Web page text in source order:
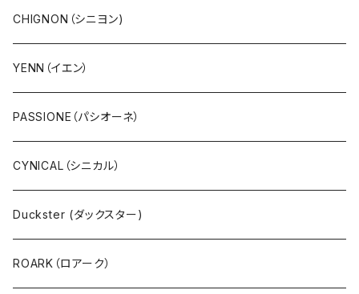
Ｔシャツ・シャツ（長袖）
Ｔシャツ・シャツ（5・7分袖）
Ｔシャツ・シャツ（半袖）
プルオーバー
パーカ・フード
サーマル・ワッフル
cafune (カフネ)
RILATO（リラート）
MONiLE（モニーレ）
ANTGAUGE（アントゲージ）
C.C.CROSS（シーシークロス）
ROSIEE（ロージー）
CHIGNON（シニヨン)
YENN（イエン）
PASSIONE（パシオーネ）
CYNICAL（シニカル）
Duckster (ダックスター)
ROARK（ロアーク）